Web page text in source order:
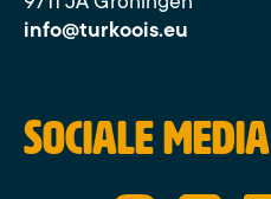
info@turkoois.eu
Sociale media